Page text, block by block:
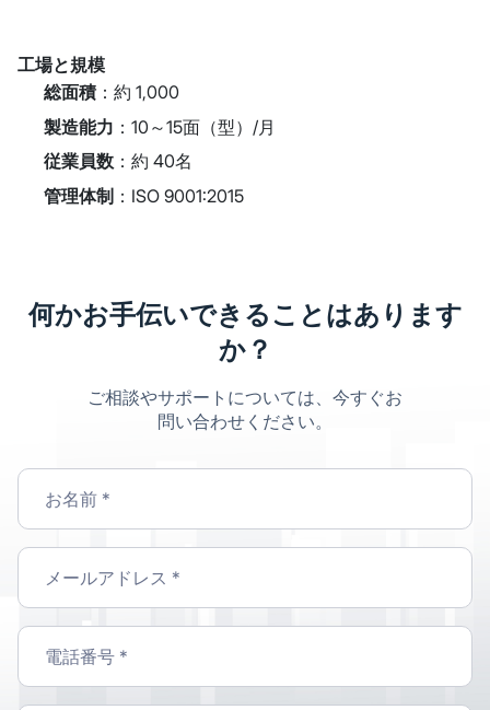
工場と規模
総面積 ：約 1,000
製造能力 ：10～15面（型）/月
従業員数 ：約 40名
管理体制 ：ISO 9001:2015
何かお手伝いできることはあります
か？
ご相談やサポートについては、今すぐお
問い合わせください。